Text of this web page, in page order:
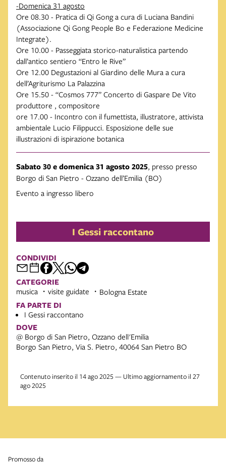
-Domenica 31 agosto
Ore 08.30 - Pratica di Qi Gong a cura di Luciana Bandini
(Associazione Qi Gong People Bo e Federazione Medicine
Integrate).
Ore 10.00 - Passeggiata storico-naturalistica partendo
dall’antico sentiero “Entro le Rive”
Ore 12.00 Degustazioni al Giardino delle Mura a cura
dell’Agriturismo La Palazzina
Ore 15.50 - “Cosmos 777” Concerto di Gaspare De Vito
produttore , compositore
ore 17.00 - Incontro con il fumettista, illustratore, attivista
ambientale Lucio Filippucci. Esposizione delle sue
illustrazioni di ispirazione botanica
Sabato 30 e domenica 31 agosto 2025, presso presso
Borgo di San Pietro - Ozzano dell’Emilia (BO)
Evento a ingresso libero
I Gessi raccontano
CONDIVIDI
CATEGORIE
musica visite guidate Bologna Estate
FA PARTE DI
I Gessi raccontano
DOVE
@ Borgo di San Pietro, Ozzano dell'Emilia
Borgo San Pietro, Via S. Pietro, 40064 San Pietro BO
Contenuto inserito il 14 ago 2025 — Ultimo aggiornamento il 27
ago 2025
promosso da